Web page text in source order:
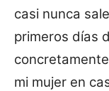
casi nunca
primeros días
mi mujer en